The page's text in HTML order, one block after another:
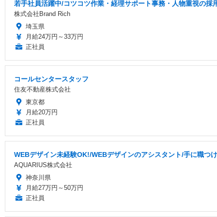
若手社員活躍中/コツコツ作業・経理サポート事務・人物重視の採
株式会社Brand Rich
埼玉県
月給24万円～33万円
正社員
コールセンタースタッフ
住友不動産株式会社
東京都
月給20万円
正社員
WEBデザイン未経験OK!/WEBデザインのアシスタント/手に職つ
AQUARIUS株式会社
神奈川県
月給27万円～50万円
正社員